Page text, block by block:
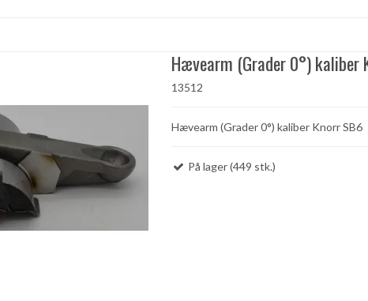
Hævearm (Grader 0°) kaliber
13512
Hævearm (Grader 0°) kaliber Knorr SB6
På lager (449 stk.)